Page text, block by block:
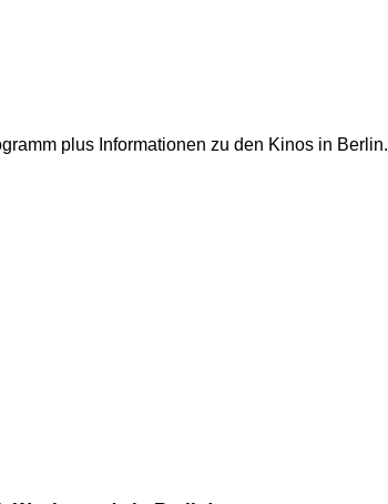
plus Informationen zu den Kinos in Berlin.